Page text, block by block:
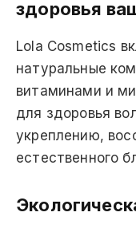
здоровья
Lola Cosmetics
натуральные
витаминами и
для здоровья
укреплению,
естественного